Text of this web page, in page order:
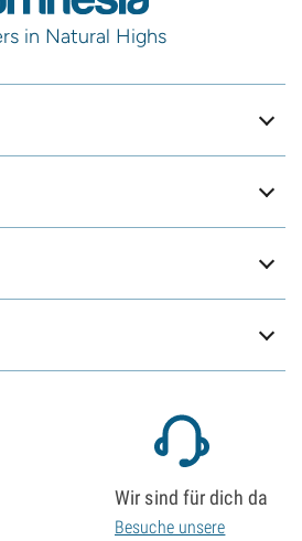
in Natural Highs
Wir sind für dich da
Besuche unsere